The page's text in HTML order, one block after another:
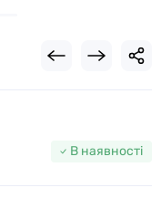
В наявності